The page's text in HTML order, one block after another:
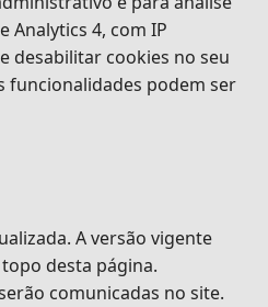
Analytics 4, com IP
desabilitar cookies no seu
funcionalidades podem ser
A versão vigente
desta página.
comunicadas no site.